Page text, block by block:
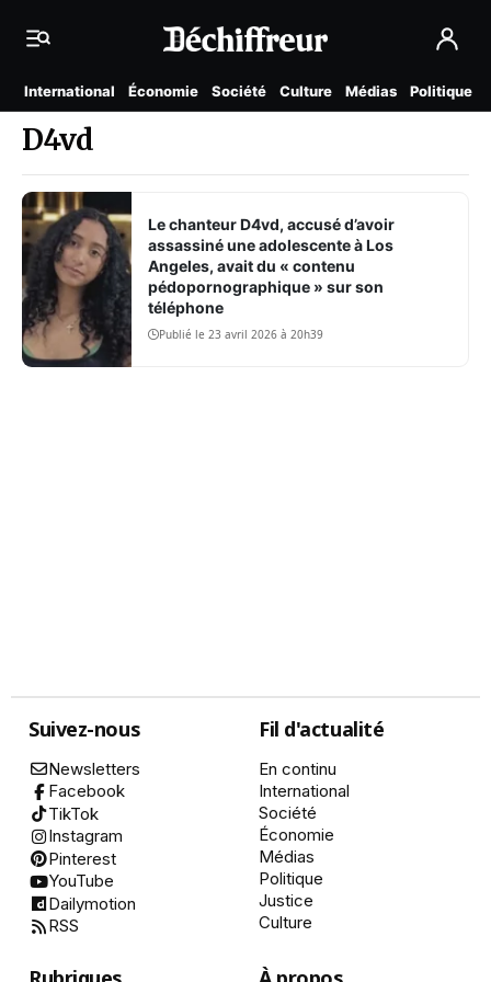
International Économie Société Culture Médias Politique
D4vd
Le chanteur D4vd, accusé d’avoir
assassiné une adolescente à Los
Angeles, avait du « contenu
pédopornographique » sur son
téléphone
Publié le 23 avril 2026 à 20h39
Suivez-nous
Newsletters
Facebook
TikTok
Instagram
Pinterest
YouTube
Dailymotion
RSS
Fil d'actualité
En continu
International
Société
Économie
Médias
Politique
Justice
Culture